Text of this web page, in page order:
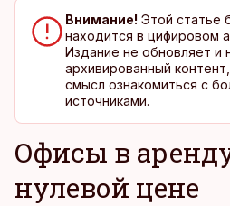
Внимание! Этой статье
находится в цифировом
Издание не обновляет и
архивированный
смысл ознакомиться с
источниками.
Офисы в
нулевой цене